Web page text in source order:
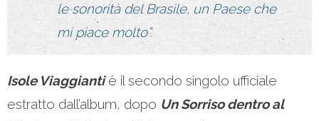
le sonorità del Brasile, un Paese che
mi piace molto”.
Isole Viaggiantiè il secondo singolo ufficiale
estratto dall’album, dopo Un Sorriso dentro al